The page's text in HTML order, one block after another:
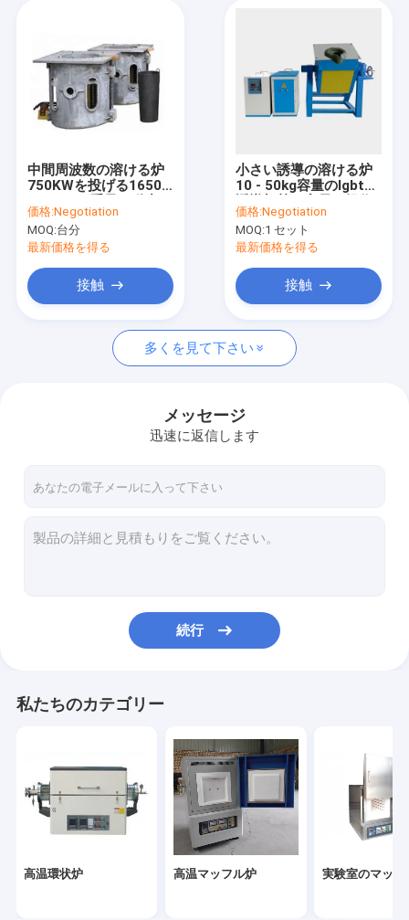
企業情報
お問い合わせ
高温環状炉
高温マッフル炉
実験室のマッフル炉
電気マッフル炉
るつぼの溶ける炉
グラファイトのるつぼ
ガスの浸炭炉
中間周波数の溶ける炉
750KWを投げる1650C
与えます
価格:Negotiation
MOQ:台分
最新価格を得る
接触
小さい誘導の溶ける炉
10 - 50kg容量のIgbtの
価格:Negotiation
MOQ:1 セット
最新価格を得る
接触
多くを見て下さい
メッセージ
迅速に返信します
続行
私たちのカテゴリー
高温環状炉 高温マッフル炉 実験室のマッフ